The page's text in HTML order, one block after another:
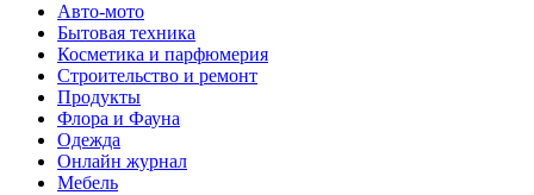
Авто-мото
Бытовая техника
Косметика и парфюмерия
Строительство и ремонт
Продукты
Флора и Фауна
Одежда
Онлайн журнал
Мебель